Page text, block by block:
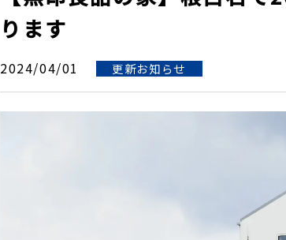
ります
2024/04/01 更新お知らせ